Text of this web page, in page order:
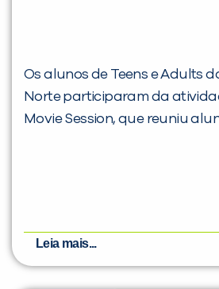
Os alunos de Teens e Adults
Norte participaram da
Movie Session, que reuniu
Leia mais...